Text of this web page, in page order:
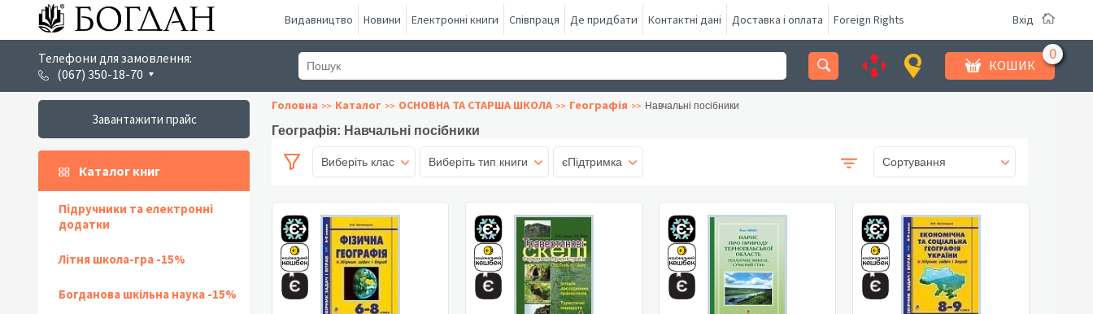
Видавництво Новини Електронні книги Співпраця Де придбати Контактні дані Доставка і оплата Foreign Rights Вхід
Телефони для замовлення:
(067) 350-18-70
КОШИК
Завантажити прайс
Каталог книг
Підручники та електронні
додатки
Літня школа-гра -15%
Богданова шкільна наука -15%
Головна Каталог ОСНОВНА ТА СТАРША ШКОЛА Географія Навчальні посібники
Географія: Навчальні посібники
Виберіть клас Виберіть тип книги єПідтримка Сортування